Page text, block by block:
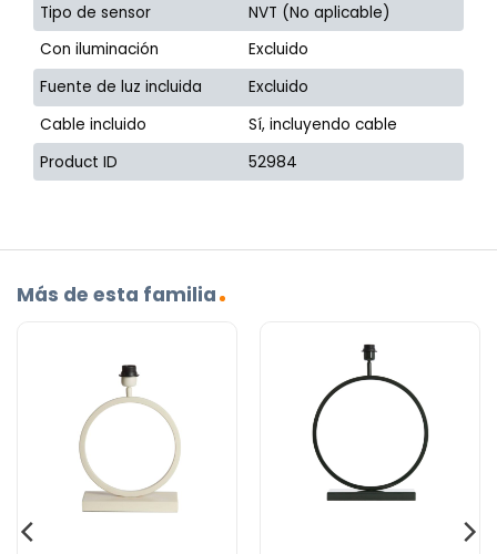
Tipo de sensor
NVT (No aplicable)
Con iluminación
Excluido
Fuente de luz incluida
Excluido
Cable incluido
Sí, incluyendo cable
Product ID
52984
Más de esta familia